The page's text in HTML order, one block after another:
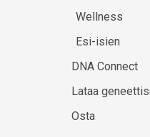
Wellness
Esi-isien
DNA Connect
Lataa
Osta